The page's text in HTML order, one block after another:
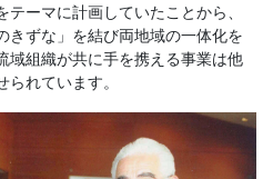
ーマに計画していたことから、
きずな」を結び両地域の一体化を
域組織が共に手を携える事業は他
れています。